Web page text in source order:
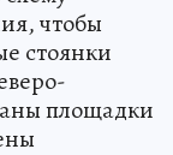
чтобы
стоянки
площадки